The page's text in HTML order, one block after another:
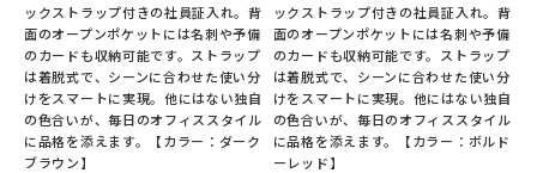
ックストラップ付きの社員証入れ。背
面のオープンポケットには名刺や予備
のカードも収納可能です。ストラップ
は着脱式で、シーンに合わせた使い分
けをスマートに実現。他にはない独自
の色合いが、毎日のオフィススタイル
に品格を添えます。【カラー：ダーク
ブラウン】
ックストラップ付きの社員証入れ。背
面のオープンポケットには名刺や予備
のカードも収納可能です。ストラップ
は着脱式で、シーンに合わせた使い分
けをスマートに実現。他にはない独自
の色合いが、毎日のオフィススタイル
に品格を添えます。【カラー：ボルド
ーレッド】